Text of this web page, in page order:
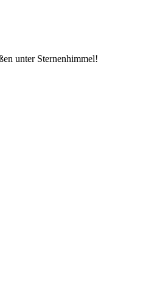
unter Sternenhimmel!